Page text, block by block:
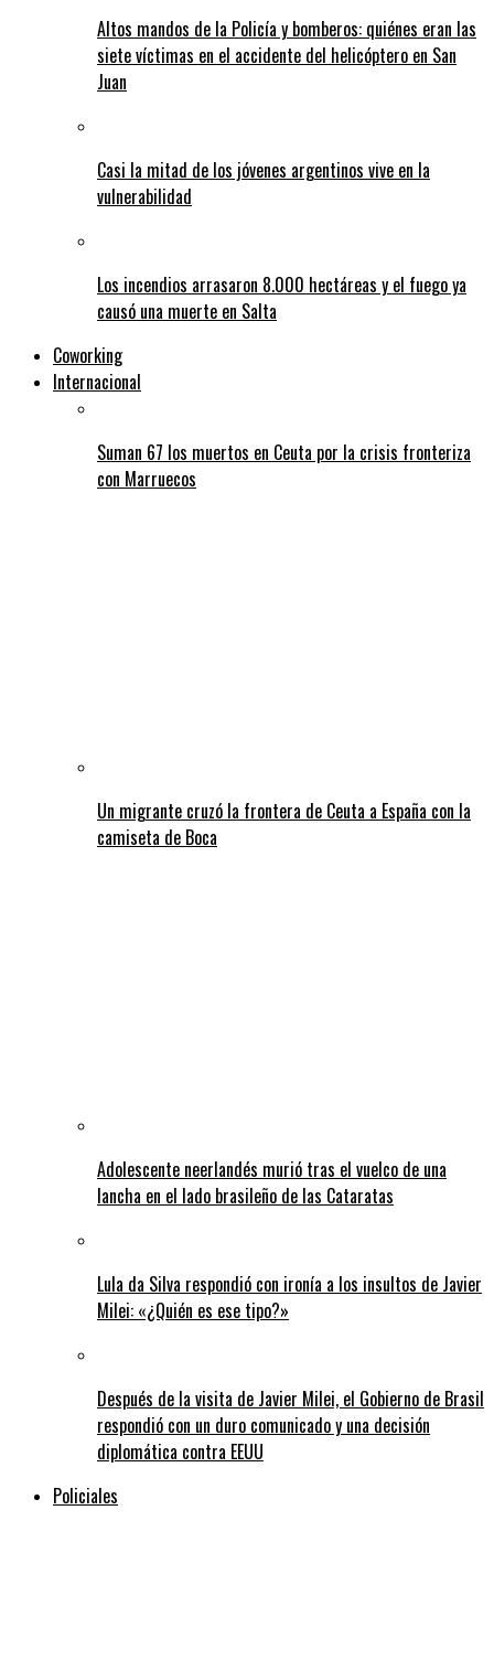
Altos mandos de la Policía y bomberos: quiénes eran las
siete víctimas en el accidente del helicóptero en San
Juan
Casi la mitad de los jóvenes argentinos vive en la
vulnerabilidad
Los incendios arrasaron 8.000 hectáreas y el fuego ya
causó una muerte en Salta
Coworking
Internacional
Suman 67 los muertos en Ceuta por la crisis fronteriza
con Marruecos
Un migrante cruzó la frontera de Ceuta a España con la
camiseta de Boca
Adolescente neerlandés murió tras el vuelco de una
lancha en el lado brasileño de las Cataratas
Lula da Silva respondió con ironía a los insultos de Javier
Milei: «¿Quién es ese tipo?»
Después de la visita de Javier Milei, el Gobierno de Brasil
respondió con un duro comunicado y una decisión
diplomática contra EEUU
Policiales